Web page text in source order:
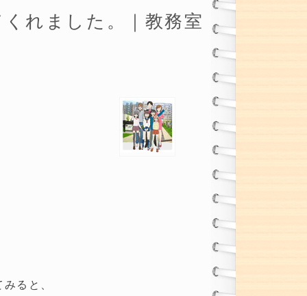
れました。｜教務室
ると、